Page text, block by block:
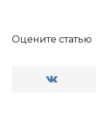
Оцените статью